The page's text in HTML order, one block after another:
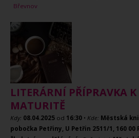
Břevnov
LITERÁRNÍ PŘÍPRAVKA K
MATURITĚ
Kdy: 08.04.2025 od 16:30 • Kde: Městská
pobočka Petřiny, U Petřin 2511/1, 160 00